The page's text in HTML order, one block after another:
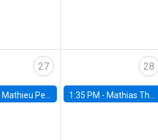
27
Mathieu Pedemonte, IDB
28
1:35 PM - Mathias Thoenig, University of Lausanne